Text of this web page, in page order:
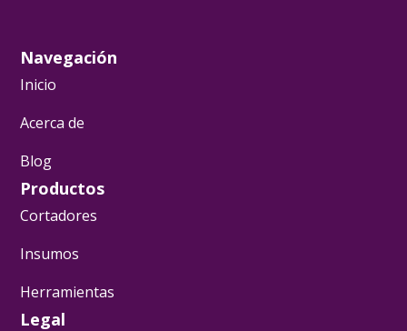
Navegación
Inicio
Acerca de
Blog
Productos
Cortadores
Insumos
Herramientas
Legal